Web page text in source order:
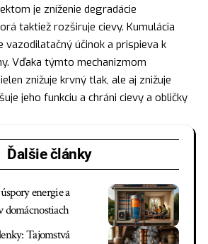
je zníženie degradácie
taktiež rozširuje cievy. Kumulácia
vazodilatačný účinok a prispieva k
Vďaka týmto mechanizmom
znižuje krvný tlak, ale aj znižuje
jeho funkciu a chráni cievy a obličky
Ďalšie články
energie a
domácnostiach
Tajomstvá